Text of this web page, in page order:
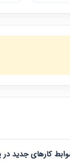
کارهای جدید در